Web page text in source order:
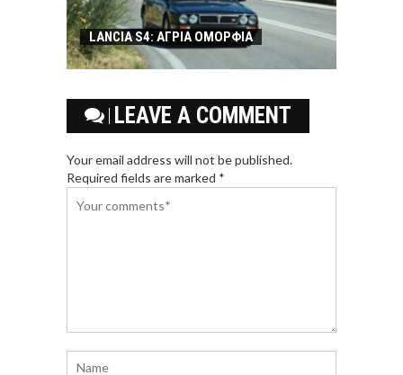
LANCIA S4: ΑΓΡΙΑ ΟΜΟΡΦΙΑ
LEAVE A COMMENT
Your email address will not be published.
Required fields are marked *